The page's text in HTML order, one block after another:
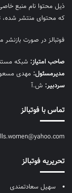
که محتوای منتشر شده،
فوتبالز در صورت
صاحب امتیاز: شبکه
مديرمسئول: مهدی
سردبیر: ش.آ
تماس با فوتبالز
تحریریه فوتبالز
سهیل سعادتمندی